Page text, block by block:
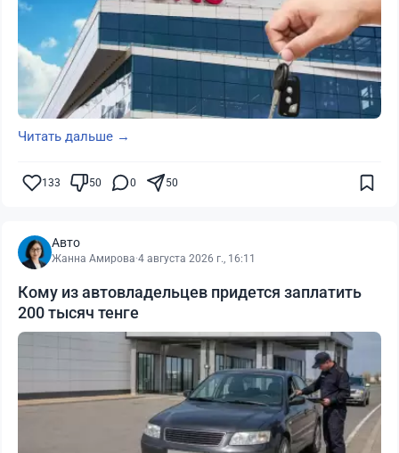
Читать дальше →
133 50 0 50
Авто
Жанна Амирова·4 августа 2026 г., 16:11
Кому из автовладельцев придется заплатить
200 тысяч тенге